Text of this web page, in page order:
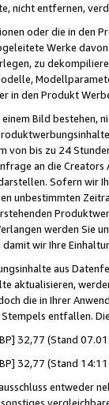
nicht entfernen,
oder die in
Werke
zu
in den Produkt
Bild bestehen,
von bis zu 24
an die
Sofern wir
unbestimmten
werden Sie
wir Ihre
aus
aktualisieren,
die in Ihrer
entfallen.
32,77 (Stand
32,77 (Stand
entweder